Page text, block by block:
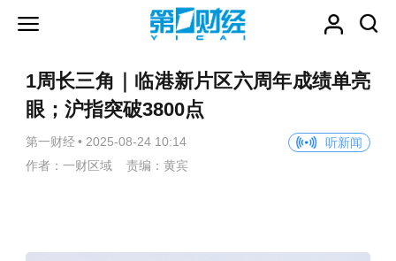
1周长三角｜临港新片区六周年成绩单亮
眼；沪指突破3800点
第一财经 • 2025-08-24 10:14
听新闻
作者：一财区域 责编：黄宾